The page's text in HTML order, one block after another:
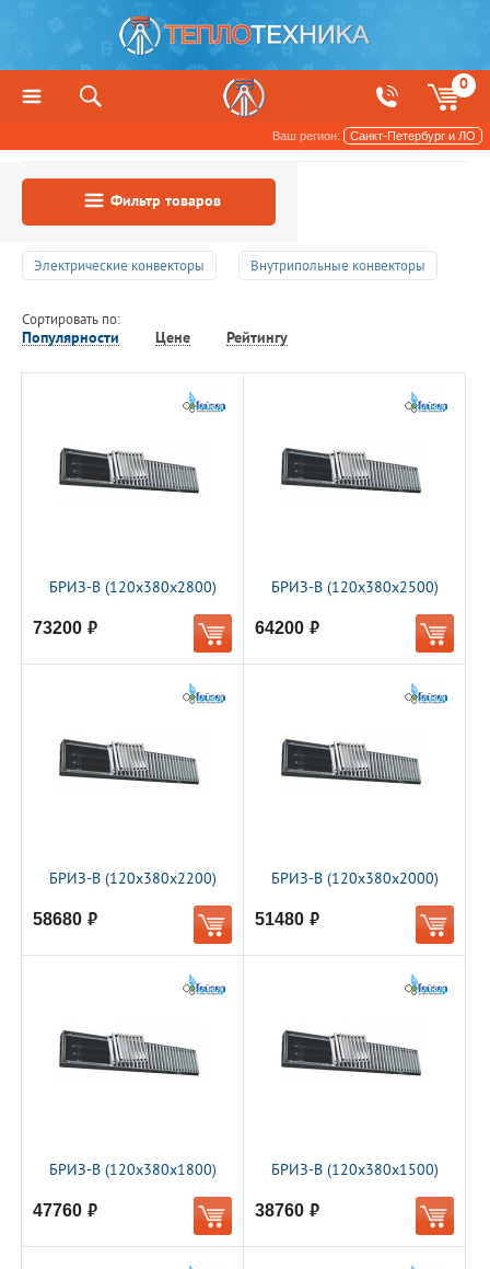
0
Ваш регион: Санкт-Петербург и ЛО
Фильтр товаров
Электрические конвекторы Внутрипольные конвекторы
Сортировать по:
Популярности Цене Рейтингу
БРИЗ-В (120х380х2800)
73200 руб.
БРИЗ-В (120х380х2500)
64200 руб.
БРИЗ-В (120х380х2200)
58680 руб.
БРИЗ-В (120х380х2000)
51480 руб.
БРИЗ-В (120х380х1800)
47760 руб.
БРИЗ-В (120х380х1500)
38760 руб.